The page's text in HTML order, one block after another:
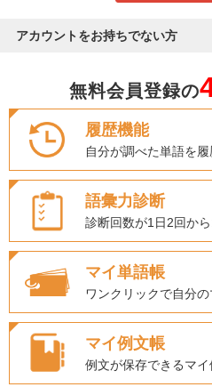
アカウントをお持ちでない方
無料会員登録の
履歴機能
自分が調べた単語を
語彙力診断
診断回数が1日2回か
マイ単語帳
ワンクリックで自分
マイ例文帳
例文が保存できるマ